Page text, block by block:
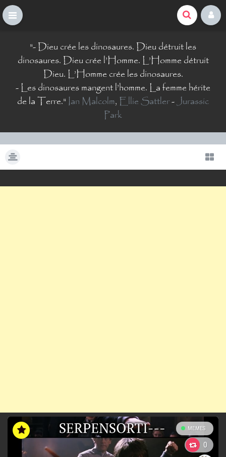
t
"- Dieu crée les dinosaures. Dieu détruit les
dinosaures. Dieu crée l’Homme. L’Homme détruit
Dieu. L’Homme crée les dinosaures.
- Les dinosaures mangent l’homme. La femme hérite
de la Terre." Ian Malcolm, Ellie Sattler-Jurassic
Park
MEMES
0